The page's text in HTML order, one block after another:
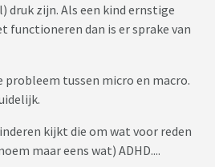
druk zijn. Als een kind ernstige
functioneren dan is er sprake van
probleem tussen micro en macro.
kijkt die om wat voor reden
maar eens wat) ADHD....